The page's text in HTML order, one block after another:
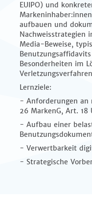
EUIPO) und
aufbauen und
Nachweisstrategien
Media-Beweise,
Besonderheiten im
Lernziele:
- Anforderungen an
26 MarkenG, Art. 18
- Aufbau einer
- Verwertbarkeit
- Strategische